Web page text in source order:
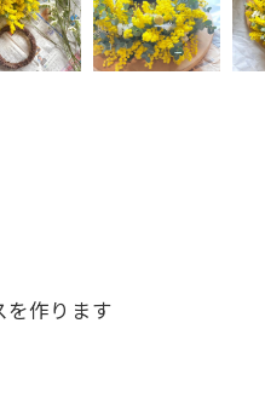
を作ります